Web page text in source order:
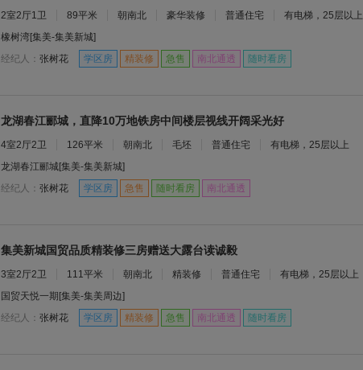
2室2厅1卫 89平米 朝南北 豪华装修 普通住宅
有电梯，25层以上
橡树湾[集美-集美新城]
经纪人： 张树花 学区房 精装修 急售 南北通透 随时看房
龙湖春江郦城，直降10万地铁房中间楼层视线开阔采光好
4室2厅2卫 126平米 朝南北 毛坯 普通住宅
有电梯，25层以上
龙湖春江郦城[集美-集美新城]
经纪人： 张树花 学区房 急售 随时看房 南北通透
集美新城国贸品质精装修三房赠送大露台读诚毅
3室2厅2卫 111平米 朝南北 精装修 普通住宅
有电梯，25层以上
国贸天悦一期 [集美-集美周边]
经纪人： 张树花 学区房 精装修 急售 南北通透 随时看房